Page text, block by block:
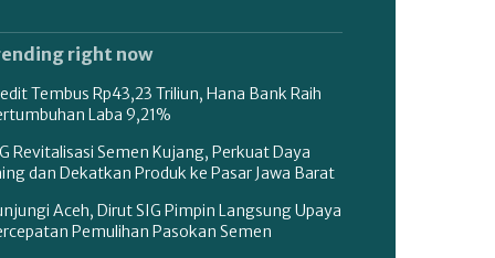
right now
Tembus Rp43,23 Triliun, Hana Bank Raih
Laba 9,21%
Revitalisasi Semen Kujang, Perkuat Daya
dan Dekatkan Produk ke Pasar Jawa Barat
Aceh, Dirut SIG Pimpin Langsung Upaya
Pemulihan Pasokan Semen